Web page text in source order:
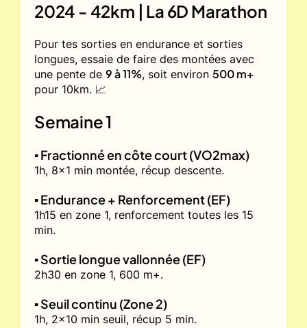
2024 - 42km | La 6D Marathon
Pour tes sorties en endurance et sorties
longues, essaie de faire des montées avec
une pente de 9 à 11%, soit environ 500 m+
pour 10km. 📈
Semaine 1
▪️ Fractionné en côte court (VO2max)
1h, 8x1 min montée, récup descente.
▪️ Endurance + Renforcement (EF)
1h15 en zone 1, renforcement toutes les 15
min.
▪️ Sortie longue vallonnée (EF)
2h30 en zone 1, 600 m+.
▪️ Seuil continu (Zone 2)
1h, 2x10 min seuil, récup 5 min.